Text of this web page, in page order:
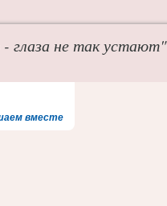
глаза не так устают"
вместе